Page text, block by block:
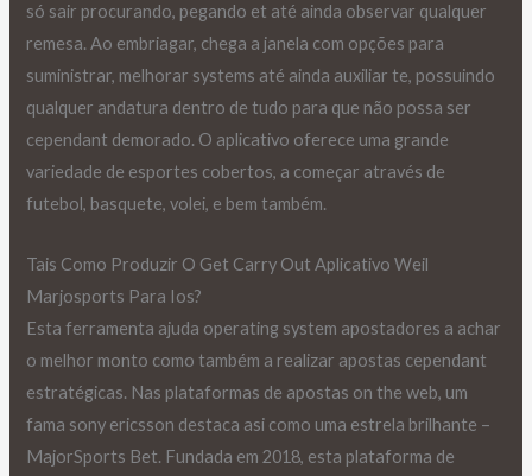
só sair procurando, pegando et até ainda observar qualquer
remesa. Ao embriagar, chega a janela com opções para
suministrar, melhorar systems até ainda auxiliar te, possuindo
qualquer andatura dentro de tudo para que não possa ser
cependant demorado. O aplicativo oferece uma grande
variedade de esportes cobertos, a começar através de
futebol, basquete, volei, e bem também.
Tais Como Produzir O Get Carry Out Aplicativo Weil
Marjosports Para Ios?
Esta ferramenta ajuda operating system apostadores a achar
o melhor monto como também a realizar apostas cependant
estratégicas. Nas plataformas de apostas on the web, um
fama sony ericsson destaca asi como uma estrela brilhante –
MajorSports Bet. Fundada em 2018, esta plataforma de